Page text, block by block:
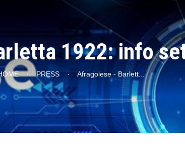
1922: info
· PRESS · Afragolese - Barlett...